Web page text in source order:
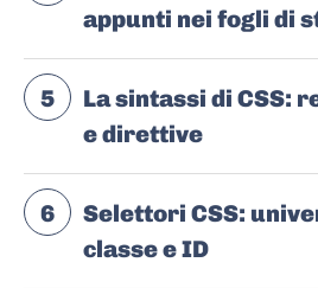
appunti nei fogli di
5
La sintassi di CSS:
e direttive
6
Selettori CSS:
classe e ID